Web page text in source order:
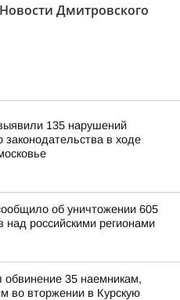
Дмитровского
135 нарушений
законодательства в ходе
об уничтожении 605
над российскими регионами
35 наемникам,
во вторжении в Курскую